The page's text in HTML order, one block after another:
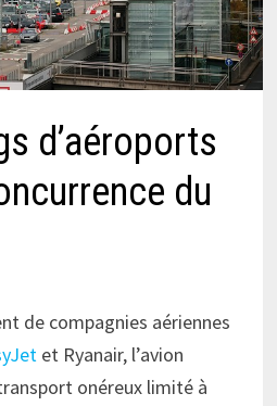
d’aéroports
du
de compagnies aériennes
et Ryanair, l’avion
onéreux limité à